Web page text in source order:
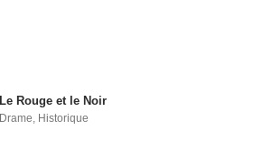
Le Rouge et le Noir
Drame, Historique